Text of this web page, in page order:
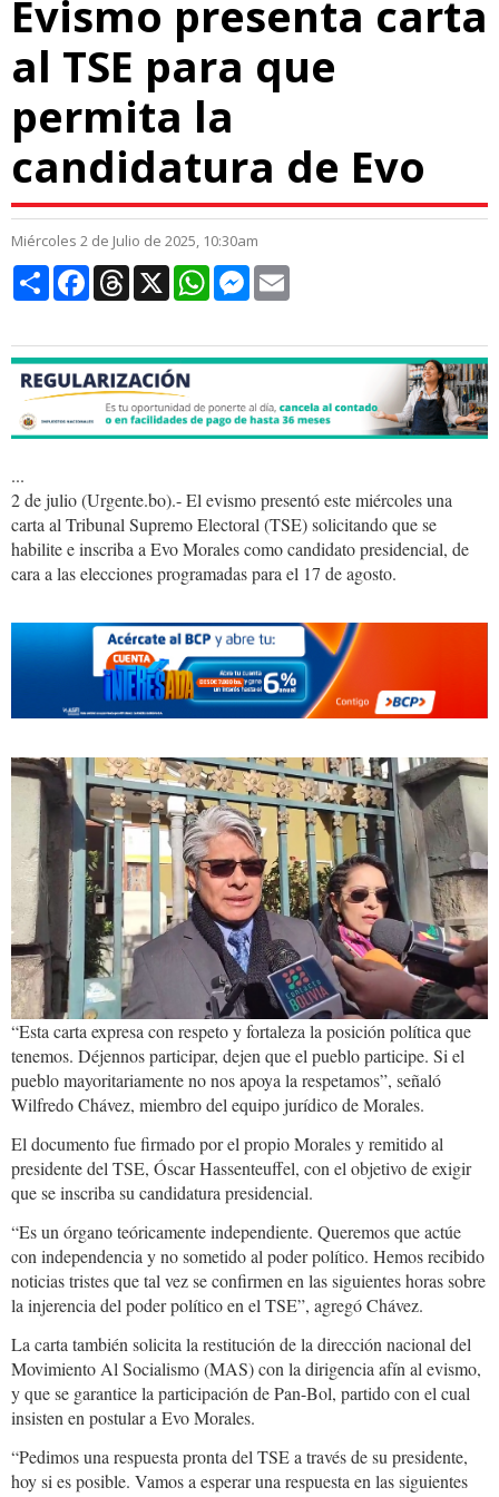
Evismo presenta carta
al TSE para que
permita la
candidatura de Evo
Miércoles 2 de Julio de 2025, 10:30am
CompartirFacebookThreads
X WhatsAppMessenger
...
2 de julio (Urgente.bo).- El evismo presentó este miércoles una
carta al Tribunal Supremo Electoral (TSE) solicitando que se
habilite e inscriba a Evo Morales como candidato presidencial, de
cara a las elecciones programadas para el 17 de agosto.
1_12.jpeg
“Esta carta expresa con respeto y fortaleza la posición política que
tenemos. Déjennos participar, dejen que el pueblo participe. Si el
pueblo mayoritariamente no nos apoya la respetamos”, señaló
Wilfredo Chávez, miembro del equipo jurídico de Morales.
El documento fue firmado por el propio Morales y remitido al
presidente del TSE, Óscar Hassenteuffel, con el objetivo de exigir
que se inscriba su candidatura presidencial.
“Es un órgano teóricamente independiente. Queremos que actúe
con independencia y no sometido al poder político. Hemos recibido
noticias tristes que tal vez se confirmen en las siguientes horas sobre
la injerencia del poder político en el TSE”, agregó Chávez.
La carta también solicita la restitución de la dirección nacional del
Movimiento Al Socialismo (MAS) con la dirigencia afín al evismo,
y que se garantice la participación de Pan-Bol, partido con el cual
insisten en postular a Evo Morales.
“Pedimos una respuesta pronta del TSE a través de su presidente,
hoy si es posible. Vamos a esperar una respuesta en las siguientes